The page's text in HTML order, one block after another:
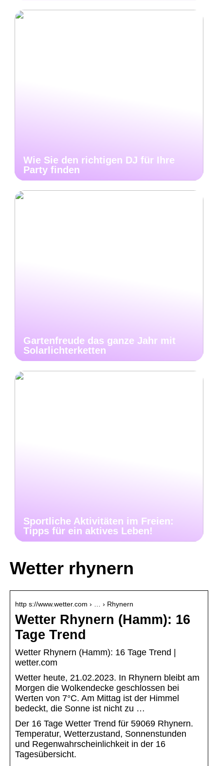
Wie Sie den richtigen DJ für Ihre
Party finden
Gartenfreude das ganze Jahr mit
Solarlichterketten
Sportliche Aktivitäten im Freien:
Tipps für ein aktives Leben!
Wetter rhynern
http s://www.wetter.com › … › Rhynern
Wetter Rhynern (Hamm): 16
Tage Trend
Wetter Rhynern (Hamm): 16 Tage Trend |
wetter.com
Wetter heute, 21.02.2023. In Rhynern bleibt am
Morgen die Wolkendecke geschlossen bei
Werten von 7°C. Am Mittag ist der Himmel
bedeckt, die Sonne ist nicht zu …
Der 16 Tage Wetter Trend für 59069 Rhynern.
Temperatur, Wetterzustand, Sonnenstunden
und Regenwahrscheinlichkeit in der 16
Tagesübersicht.